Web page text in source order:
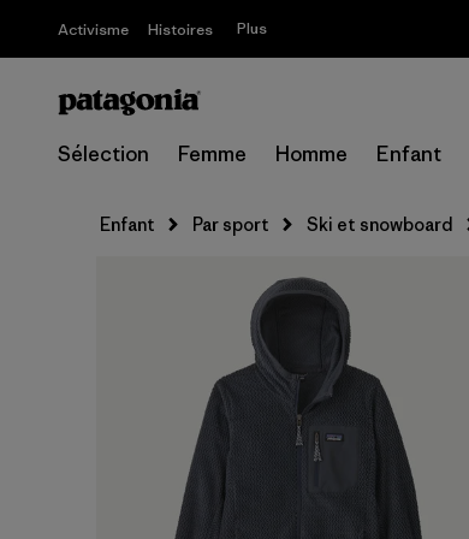
Activisme Histoires Plus
Sélection Femme Homme Enfant
Enfant Par sport Ski et snowboard